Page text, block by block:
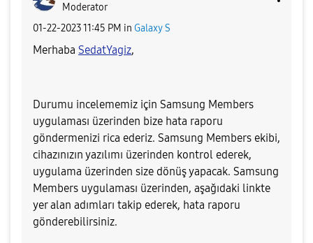
Moderator
‎01-22-202311:45 PM in Galaxy S
Merhaba SedatYagiz,
Durumu incelememiz için Samsung Members
uygulaması üzerinden bize hata raporu
göndermenizi rica ederiz. Samsung Members ekibi,
cihazınızın yazılımı üzerinden kontrol ederek,
uygulama üzerinden size dönüş yapacak. Samsung
Members uygulaması üzerinden, aşağıdaki linkte
yer alan adımları takip ederek, hata raporu
gönderebilirsiniz.